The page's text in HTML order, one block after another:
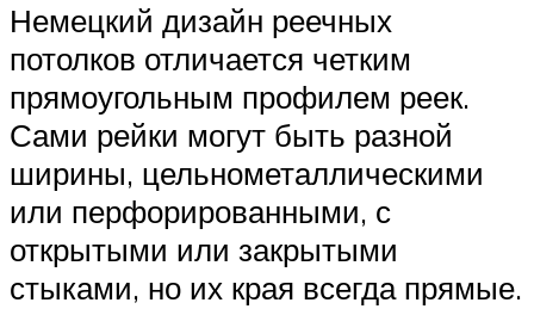
Немецкий дизайн реечных
потолков отличается четким
прямоугольным профилем реек.
Сами рейки могут быть разной
ширины, цельнометаллическими
или перфорированными, с
открытыми или закрытыми
стыками, но их края всегда прямые.